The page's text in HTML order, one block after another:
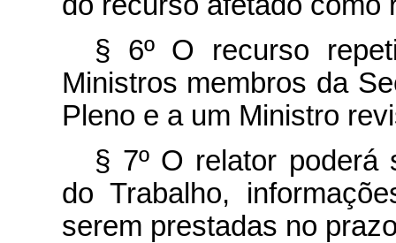
§ 6º O recurso
Ministros membros da
Pleno e a um Ministro
§ 7º O relator poderá
do Trabalho,
serem prestadas no